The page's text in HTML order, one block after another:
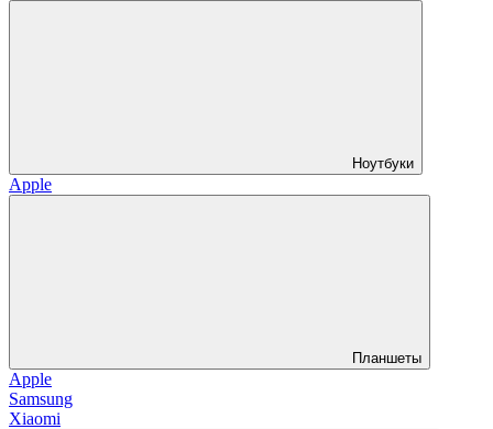
Ноутбуки
Apple
Планшеты
Apple
Samsung
Xiaomi